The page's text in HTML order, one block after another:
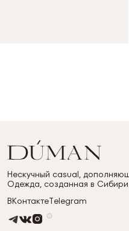
Нескучный casual,
Одежда, созданная в
ВКонтактеTelegram